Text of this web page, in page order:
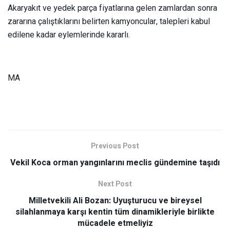
Akaryakıt ve yedek parça fiyatlarına gelen zamlardan sonra
zararına çalıştıklarını belirten kamyoncular, talepleri kabul
edilene kadar eylemlerinde kararlı.
MA
Previous Post
Vekil Koca orman yangınlarını meclis gündemine taşıdı
Next Post
Milletvekili Ali Bozan: Uyuşturucu ve bireysel
silahlanmaya karşı kentin tüm dinamikleriyle birlikte
mücadele etmeliyiz